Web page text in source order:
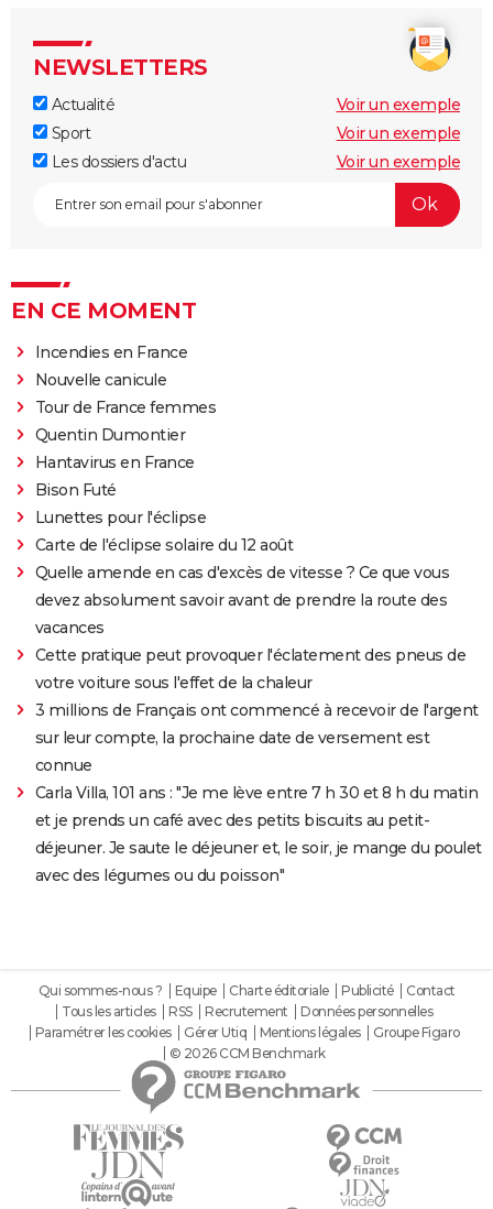
NEWSLETTERS
Actualité
Voir un exemple
Sport
Voir un exemple
Les dossiers d'actu
Voir un exemple
EN CE MOMENT
Incendies en France
Nouvelle canicule
Tour de France femmes
Quentin Dumontier
Hantavirus en France
Bison Futé
Lunettes pour l'éclipse
Carte de l'éclipse solaire du 12 août
Quelle amende en cas d'excès de vitesse ? Ce que vous
devez absolument savoir avant de prendre la route des
vacances
Cette pratique peut provoquer l'éclatement des pneus de
votre voiture sous l'effet de la chaleur
3 millions de Français ont commencé à recevoir de l'argent
sur leur compte, la prochaine date de versement est
connue
Carla Villa, 101 ans : "Je me lève entre 7 h 30 et 8 h du matin
et je prends un café avec des petits biscuits au petit-
déjeuner. Je saute le déjeuner et, le soir, je mange du poulet
avec des légumes ou du poisson"
Qui sommes-nous ? Equipe Charte éditoriale Publicité
Contact
Tous les articles
RSS Recrutement
Données personnelles
Paramétrer les cookies
Gérer Utiq Mentions légales
Groupe Figaro
© 2026 CCM Benchmark